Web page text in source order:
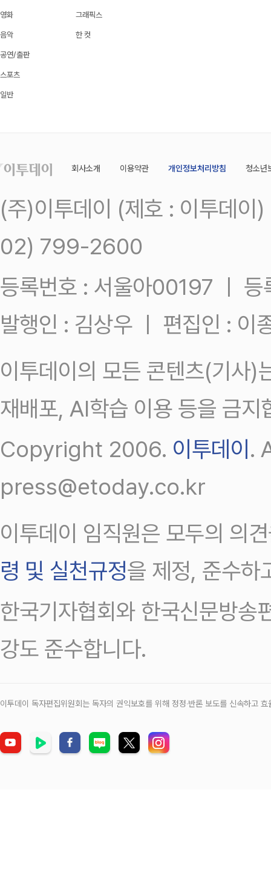
영화
음악
공연/출판
스포츠
일반
그래픽스
한 컷
회사소개 이용약관 개인정보처리방침 청소년
(주)이투데이 (제호 : 이투데
02) 799-2600
등록번호 : 서울아00197 ㅣ
발행인 : 김상우 ㅣ 편집인 : 이
이투데이의 모든 콘텐츠(기사)
재배포, AI학습 이용 등을 금지
Copyright 2006. 이투데이.
press@etoday.co.kr
이투데이 임직원은 모두의 의
령 및 실천규정을 제정, 준수하
한국기자협회와 한국신문방송
강도 준수합니다.
이투데이 독자편집위원회는 독자의 권익보호를 위해 정정‧반론 보도를 신속하고